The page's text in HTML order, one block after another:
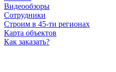
Видеообзоры
Сотрудники
Строим в 45-ти регионах
Карта объектов
Как заказать?